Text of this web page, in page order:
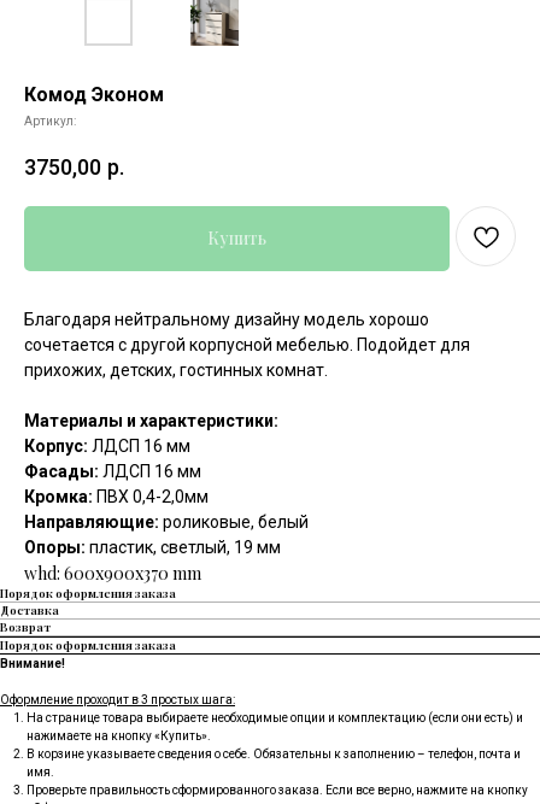
Комод Эконом
Артикул:
3750,00 р.
Купить
Благодаря нейтральному дизайну модель хорошо
сочетается с другой корпусной мебелью. Подойдет для
прихожих, детских, гостинных комнат.
Материалы и характеристики:
Корпус: ЛДСП 16 мм
Фасады: ЛДСП 16 мм
Кромка: ПВХ 0,4-2,0мм
Направляющие: роликовые, белый
Опоры: пластик, светлый, 19 мм
whd: 600x900x370 mm
Порядок оформления заказа
Доставка
Возврат
Порядок оформления заказа
Внимание!
Оформление проходит в 3 простых шага:
На странице товара выбираете необходимые опции и комплектацию (если они есть) и
нажимаете на кнопку «Купить».
В корзине указываете сведения о себе. Обязательны к заполнению – телефон, почта и
имя.
Проверьте правильность сформированного заказа. Если все верно, нажмите на кнопку